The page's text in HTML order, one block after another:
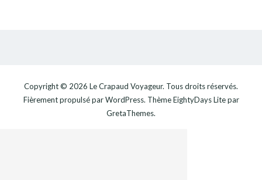
Copyright © 2026 Le Crapaud Voyageur. Tous droits réservés.
Fièrement propulsé parWordPress. ThèmeEightyDays Litepar
GretaThemes.